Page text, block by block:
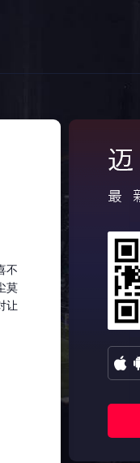
不
莫
让